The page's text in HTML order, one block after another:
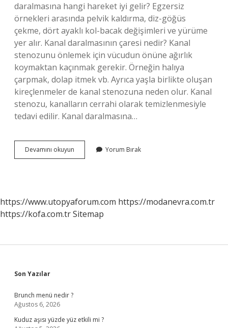
daralmasına hangi hareket iyi gelir? Egzersiz
örnekleri arasında pelvik kaldırma, diz-göğüs
çekme, dört ayaklı kol-bacak değişimleri ve yürüme
yer alır. Kanal daralmasının çaresi nedir? Kanal
stenozunu önlemek için vücudun önüne ağırlık
koymaktan kaçınmak gerekir. Örneğin halıya
çarpmak, dolap itmek vb. Ayrıca yaşla birlikte oluşan
kireçlenmeler de kanal stenozuna neden olur. Kanal
stenozu, kanalların cerrahi olarak temizlenmesiyle
tedavi edilir. Kanal daralmasına…
Devamını okuyun
Kanal
Yorum Bırak
https://www.utopyaforum.com https://modanevra.com.tr
https://kofa.com.trSitemap
Sidebar
Son Yazılar
Brunch menü nedir ?
Ağustos 6, 2026
Kuduz aşısı yüzde yüz etkili mi ?